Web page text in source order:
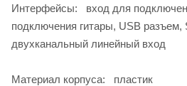
Интерфейсы: вход для
подключения гитары, USB разъем,
двухканальный линейный вход
Материал корпуса: пластик